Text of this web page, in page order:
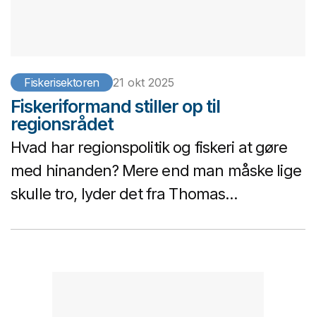
Fiskerisektoren 21 okt 2025
Fiskeriformand stiller op til
regionsrådet
Hvad har regionspolitik og fiskeri at gøre
med hinanden? Mere end man måske lige
skulle tro, lyder det fra Thomas...